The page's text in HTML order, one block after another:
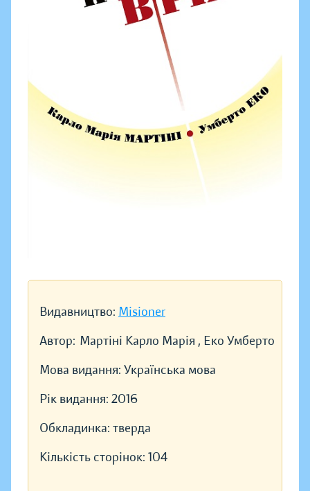
Видавництво: Misioner
Автор: Мартіні Карло Марія , Еко Умберто
Мова видання: Українська мова
Рік видання: 2016
Обкладинка: тверда
Кількість сторінок: 104